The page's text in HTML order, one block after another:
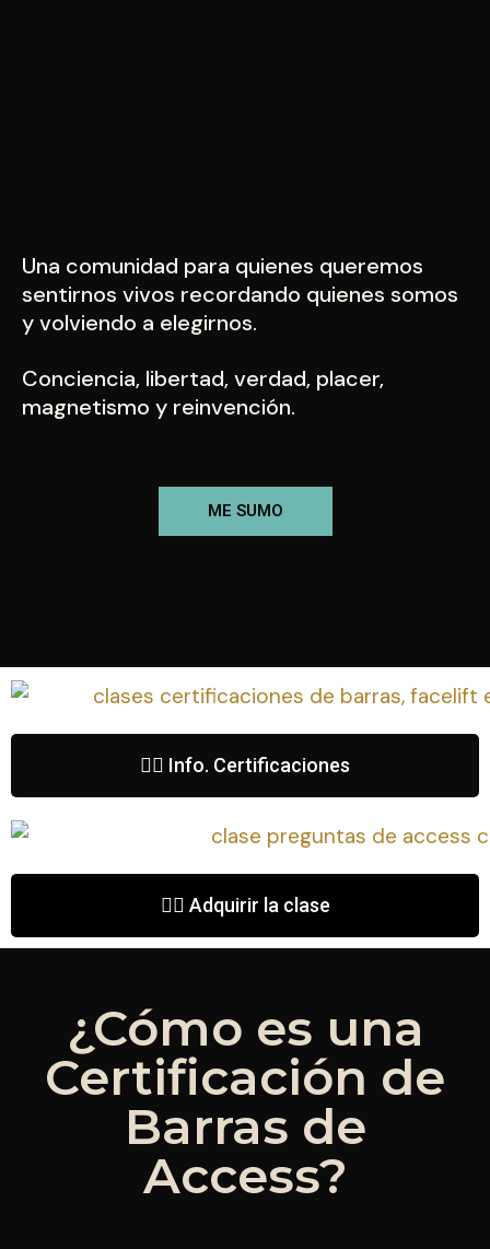
Una comunidad para quienes queremos
sentirnos vivos recordando quienes somos
y volviendo a elegirnos.
Conciencia, libertad, verdad, placer,
magnetismo y reinvención.
ME SUMO
👉🏼 Info. Certificaciones
👉🏼 Adquirir la clase
¿Cómo es una
Certificación de
Barras de
Access?